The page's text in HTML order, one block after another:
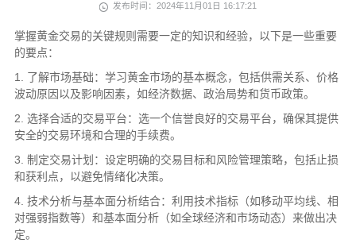
发布时间：2024年11月01日 16:17:21
掌握黄金交易的关键规则需要一定的知识和经验，以下是一些重要
的要点：
1. 了解市场基础：学习黄金市场的基本概念，包括供需关系、价格
波动原因以及影响因素，如经济数据、政治局势和货币政策。
2. 选择合适的交易平台：选一个信誉良好的交易平台，确保其提供
安全的交易环境和合理的手续费。
3. 制定交易计划：设定明确的交易目标和风险管理策略，包括止损
和获利点，以避免情绪化决策。
4. 技术分析与基本面分析结合：利用技术指标（如移动平均线、相
对强弱指数等）和基本面分析（如全球经济和市场动态）来做出决
定。